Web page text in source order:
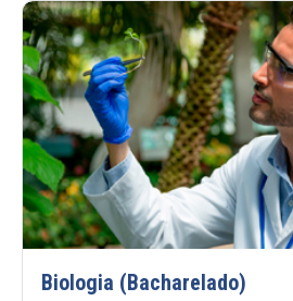
Biologia (Bacharelado)